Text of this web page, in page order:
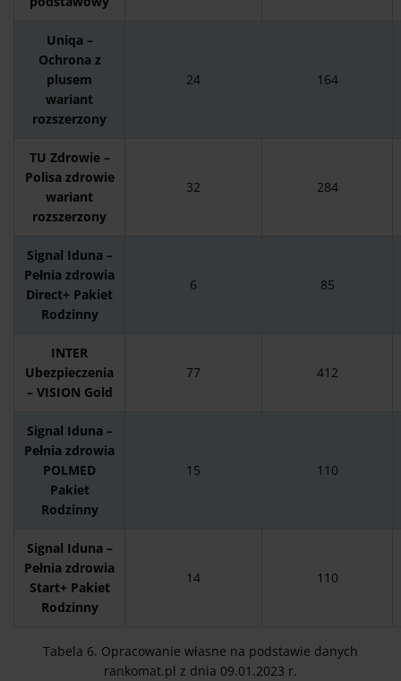
Uniqa –
Ochrona z
plusem
wariant
rozszerzony
24 164
TU Zdrowie –
Polisa zdrowie
wariant
rozszerzony
32 284
Signal Iduna –
Pełnia zdrowia
Direct+ Pakiet
Rodzinny
6 85
INTER
Ubezpieczenia
– VISION Gold
77 412
Signal Iduna –
Pełnia zdrowia
POLMED
Pakiet
Rodzinny
15 110
Signal Iduna –
Pełnia zdrowia
Start+ Pakiet
Rodzinny
14 110
Tabela 6. Opracowanie własne na podstawie danych
rankomat.pl z dnia 09.01.2023 r.